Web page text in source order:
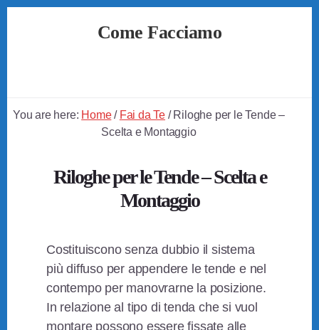
Come Facciamo
Quotidiani
You are here: Home / Fai da Te /Riloghe per le Tende –
Scelta e Montaggio
Riloghe per le Tende – Scelta e
Montaggio
Costituiscono senza dubbio il sistema
più diffuso per appendere le tende e nel
contempo per manovrarne la posizione.
In relazione al tipo di tenda che si vuol
montare possono essere fissate alle